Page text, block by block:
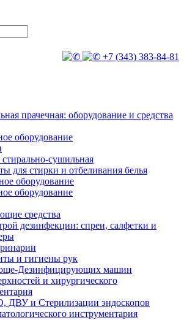
+7 (343) 383-84-81
прачечная: оборудование и средства
оборудование
сушильная
для стирки и отбеливания белья
оборудование
оборудование
средства
дезинфекции: спреи, салфетки и
и гигиены рук
Дезинфицирующих машин
и хирургического
ДВУ и Стерилизации эндоскопов
инструментария